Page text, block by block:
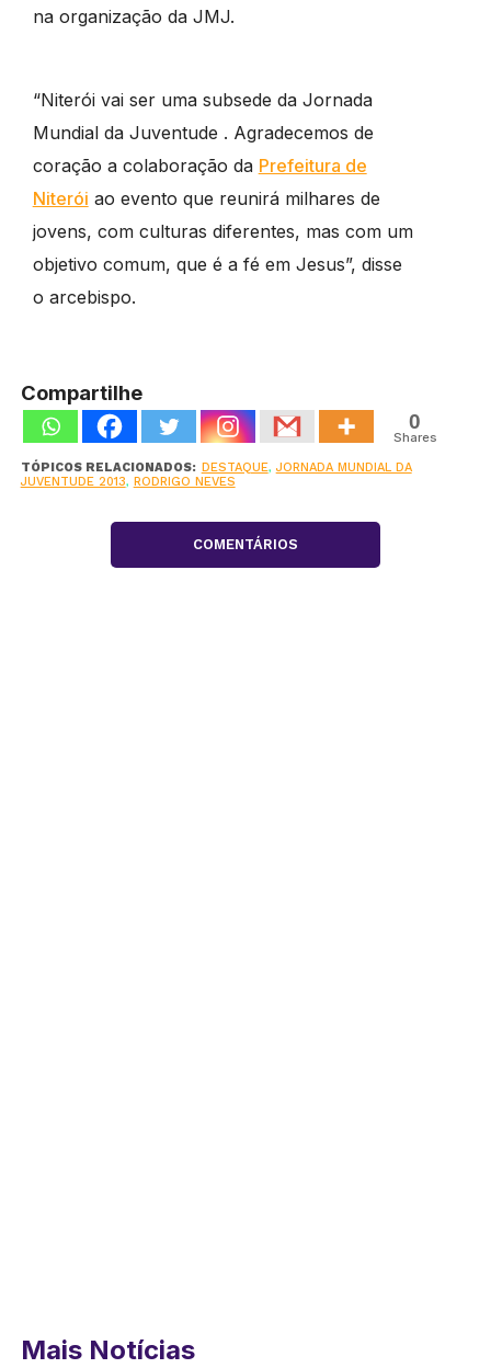
na organização da JMJ.
“Niterói vai ser uma subsede da Jornada
Mundial da Juventude . Agradecemos de
coração a colaboração da Prefeitura de
Niterói ao evento que reunirá milhares de
jovens, com culturas diferentes, mas com um
objetivo comum, que é a fé em Jesus”, disse
o arcebispo.
Compartilhe
0
Shares
TÓPICOS RELACIONADOS: DESTAQUE, JORNADA MUNDIAL DA
JUVENTUDE 2013, RODRIGO NEVES
COMENTÁRIOS
Mais Notícias